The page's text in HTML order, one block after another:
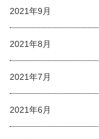
2021年9月
2021年8月
2021年7月
2021年6月